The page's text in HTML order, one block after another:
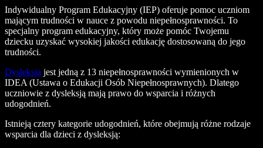
Indywidualny Program Edukacyjny (IEP) oferuje pomoc uczniom
mającym trudności w nauce z powodu niepełnosprawności. To
specjalny program edukacyjny, który może pomóc Twojemu
dziecku uzyskać wysokiej jakości edukację dostosowaną do jego
trudności.
Dysleksja jest jedną z 13 niepełnosprawności wymienionych w
IDEA (Ustawa o Edukacji Osób Niepełnosprawnych). Dlatego
uczniowie z dysleksją mają prawo do wsparcia i różnych
udogodnień.
Istnieją cztery kategorie udogodnień, które obejmują różne rodzaje
wsparcia dla dzieci z dysleksją: